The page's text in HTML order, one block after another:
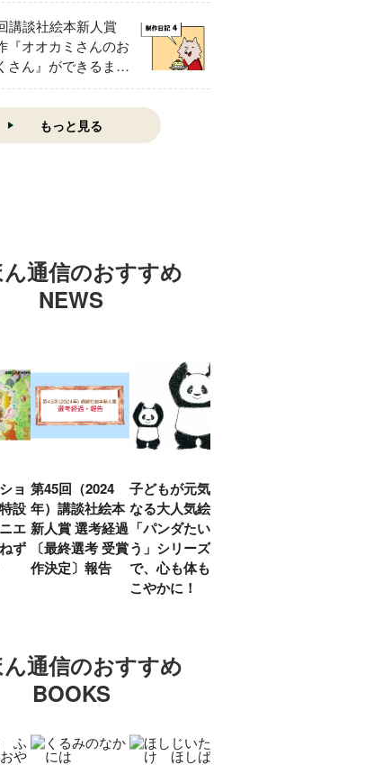
講談社絵本新人賞
『オオカミさんのお
さん』ができるまで
もっと見る
通信のおすすめ
NEWS
ョ
設
エ
ず
第45回（2024
年）講談社絵本
新人賞 選考経過
〔最終選考 受賞
作決定〕報告
子どもが元気に
なる大人気絵本
「パンダたいそ
う」シリーズ
で、心も体もす
こやかに！
通信のおすすめ
BOOKS